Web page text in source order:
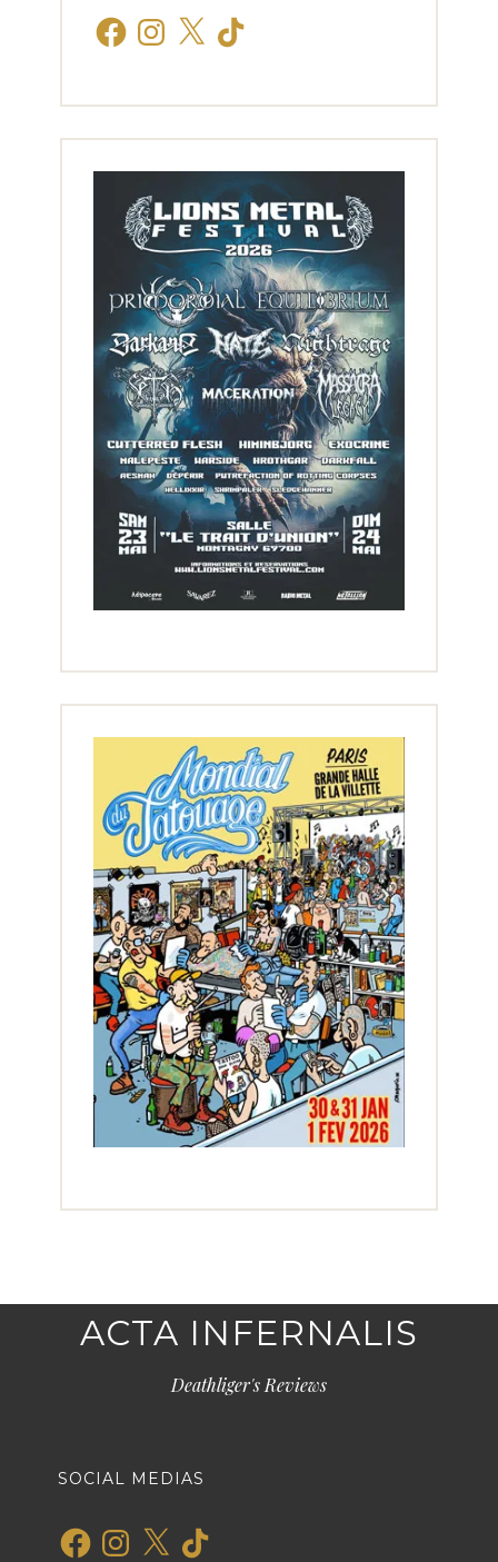
FacebookInstagram
X TikTok
ACTA INFERNALIS
Deathliger's Reviews
SOCIAL MEDIAS
FacebookInstagram
X TikTok